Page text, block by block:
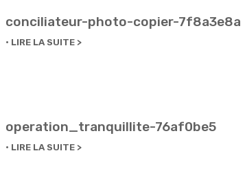
conciliateur-photo-copier-7f8a3e8a
LIRE LA SUITE
operation_tranquillite-76af0be5
LIRE LA SUITE